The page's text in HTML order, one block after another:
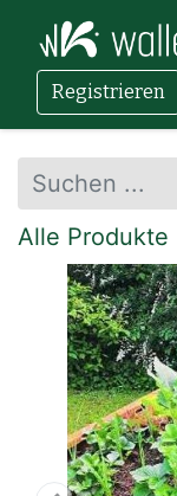
Registrieren
Alle Produkte